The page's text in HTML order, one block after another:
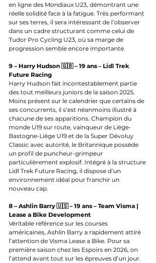
en ligne des Mondiaux U23, démontrant une
réelle solidité face à la fatigue. Très performant
sur ses terres, il sera intéressant de l’observer
dans un cadre structurant comme celui de
Tudor Pro Cycling U23, où sa marge de
progression semble encore importante.
9 – Harry Hudson 🇬🇧 – 19 ans – Lidl Trek
Future Racing
Harry Hudson fait incontestablement partie
des tout meilleurs juniors de la saison 2025.
Moins présent sur le calendrier que certains de
ses concurrents, il s’est néanmoins illustré à
chacune de ses apparitions. Champion du
monde U19 sur route, vainqueur de Liège-
Bastogne-Liège U19 et de la Super Dévoluy
Classic avec autorité, le Britannique possède
un profil de puncheur-grimpeur
particulièrement explosif. Intégré à la structure
Lidl Trek Future Racing, il dispose d’un
environnement idéal pour franchir un
nouveau cap.
8 – Ashlin Barry 🇺🇸 – 19 ans – Team Visma |
Lease a Bike Development
Véritable référence sur les courses
américaines, Ashlin Barry a rapidement attiré
l’attention de Visma Lease a Bike. Pour sa
première saison chez les Espoirs en 2026, on
l’attend avant tout sur les épreuves d’un jour.